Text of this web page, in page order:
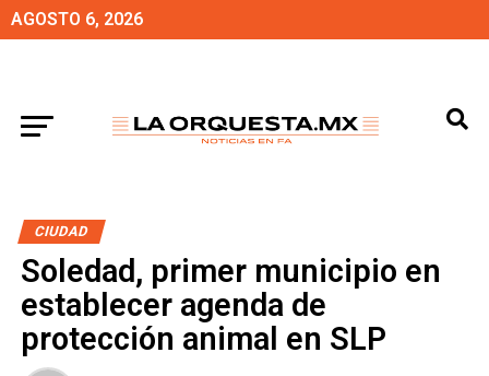
AGOSTO 6, 2026
CIUDAD
Soledad, primer municipio en
establecer agenda de
protección animal en SLP